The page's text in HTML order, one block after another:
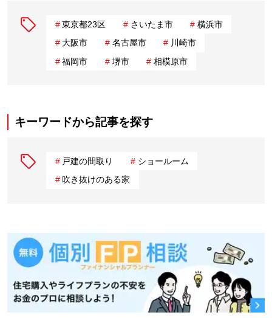
東京都23区 さいたま市
横浜市
大阪市
名古屋市
川崎市
福岡市
堺市 相模原市
キーワードから記事を探す
戸建の間取り
ショールーム
吹き抜けのある家